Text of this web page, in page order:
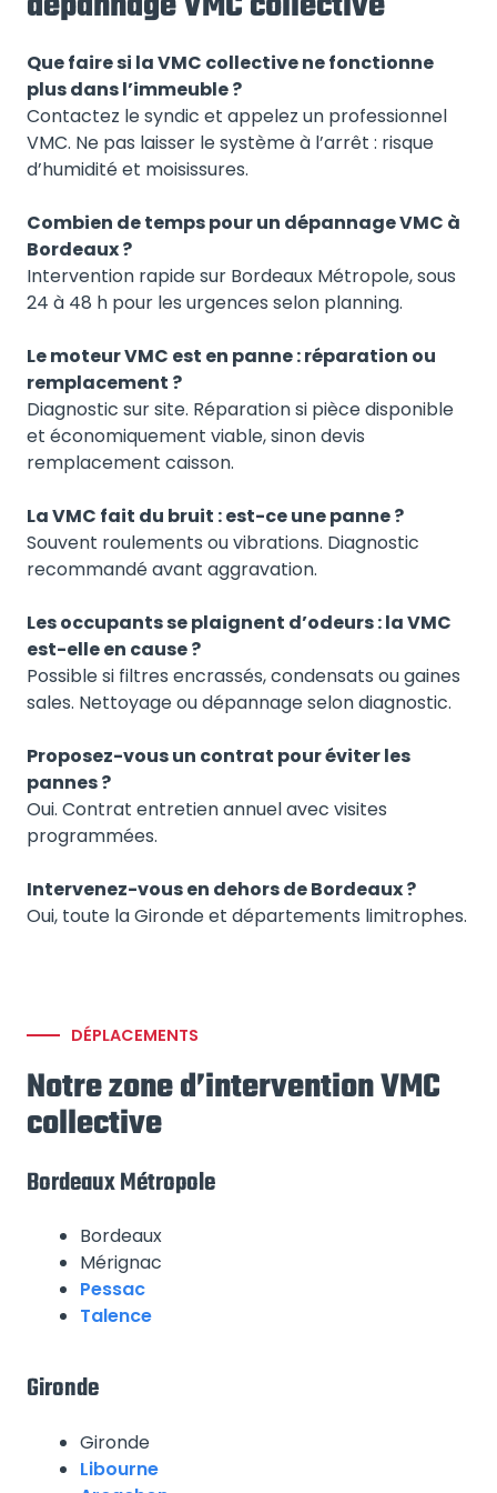
Que faire si la VMC collective ne fonctionne
plus dans l’immeuble ?
Contactez le syndic et appelez un professionnel
VMC. Ne pas laisser le système à l’arrêt : risque
d’humidité et moisissures.
Combien de temps pour un dépannage VMC à
Bordeaux ?
Intervention rapide sur Bordeaux Métropole, sous
24 à 48 h pour les urgences selon planning.
Le moteur VMC est en panne : réparation ou
remplacement ?
Diagnostic sur site. Réparation si pièce disponible
et économiquement viable, sinon devis
remplacement caisson.
La VMC fait du bruit : est-ce une panne ?
Souvent roulements ou vibrations. Diagnostic
recommandé avant aggravation.
Les occupants se plaignent d’odeurs : la VMC
est-elle en cause ?
Possible si filtres encrassés, condensats ou gaines
sales. Nettoyage ou dépannage selon diagnostic.
Proposez-vous un contrat pour éviter les
pannes ?
Oui. Contrat entretien annuel avec visites
programmées.
Intervenez-vous en dehors de Bordeaux ?
Oui, toute la Gironde et départements limitrophes.
DÉPLACEMENTS
Notre zone d’intervention VMC
collective
Bordeaux Métropole
Bordeaux
Mérignac
Pessac
Talence
Gironde
Gironde
Libourne